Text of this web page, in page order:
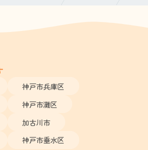
神戸市兵庫区
神戸市灘区
加古川市
神戸市垂水区